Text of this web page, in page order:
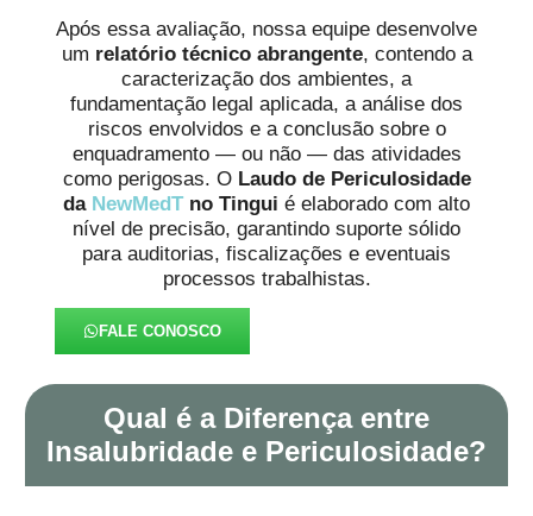
Após essa avaliação, nossa equipe desenvolve
um relatório técnico abrangente, contendo a
caracterização dos ambientes, a
fundamentação legal aplicada, a análise dos
riscos envolvidos e a conclusão sobre o
enquadramento — ou não — das atividades
como perigosas. O Laudo de Periculosidade
da NewMedTno Tingui é elaborado com alto
nível de precisão, garantindo suporte sólido
para auditorias, fiscalizações e eventuais
processos trabalhistas.
FALE CONOSCO
Qual é a Diferença entre
Insalubridade e Periculosidade?